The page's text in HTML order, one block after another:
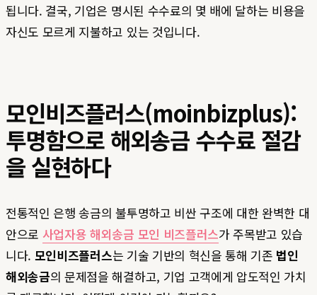
됩니다. 결국, 기업은 명시된 수수료의 몇 배에 달하는 비용을
자신도 모르게 지불하고 있는 것입니다.
모인비즈플러스(moinbizplus):
투명함으로 해외송금 수수료 절감
을 실현하다
전통적인 은행 송금의 불투명하고 비싼 구조에 대한 완벽한 대
안으로 사업자용 해외송금 모인 비즈플러스가 주목받고 있습
니다. 모인비즈플러스는 기술 기반의 혁신을 통해 기존 법인
해외송금의 문제점을 해결하고, 기업 고객에게 압도적인 가치